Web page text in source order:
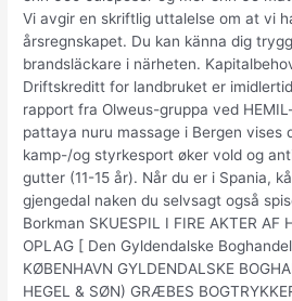
Vi avgir en skriftlig uttalelse om at vi
årsregnskapet. Du kan känna dig
brandsläckare i närheten.
Driftskreditt for landbruket er
rapport fra Olweus-gruppa ved
pattaya nuru massage i Bergen vises
kamp-/og styrkesport øker vold og
gutter (11-15 år). Når du er i Spania,
gjengedal naken du selvsagt også
Borkman SKUESPIL I FIRE AKTER AF
OPLAG [ Den Gyldendalske
KØBENHAVN GYLDENDALSKE
HEGEL & SØN) GRÆBES